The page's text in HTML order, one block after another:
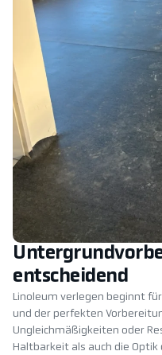
entscheidend
Linoleum verlegen beginnt
und der perfekten
Ungleichmäßigkeiten oder
Haltbarkeit als auch die Optik